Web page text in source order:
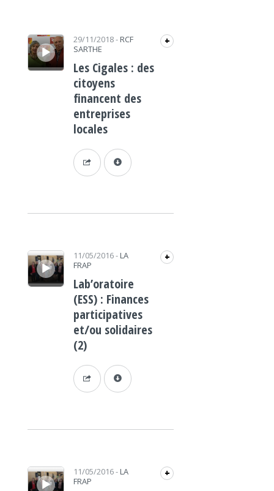
Lecteur audio 29/11/2018- RCF
SARTHE
+
Les Cigales : des
citoyens
financent des
entreprises
locales
Lecteur audio 11/05/2016- LA
FRAP
+
Lab’oratoire
(ESS) : Finances
participatives
et/ou solidaires
(2)
Lecteur audio 11/05/2016- LA
FRAP
+